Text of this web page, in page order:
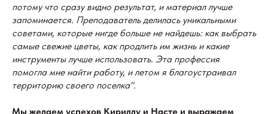
потому что сразу видно результат, и материал лучше
запоминается. Преподаватель делилась уникальными
советами, которые нигде больше не найдешь: как выбрать
самые свежие цветы, как продлить им жизнь и какие
инструменты лучше использовать. Эта профессия
помогла мне найти работу, и летом я благоустраивал
территорию своего поселка".
Мы желаем успехов Кириллу и Насте и выражаем